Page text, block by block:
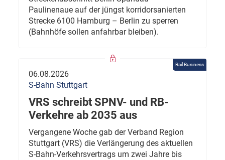
Paulinenaue auf der jüngst korridorsanierten
Strecke 6100 Hamburg – Berlin zu sperren
(Bahnhöfe sollen anfahrbar bleiben).
Rail Business
06.08.2026
S-Bahn Stuttgart
VRS schreibt SPNV- und RB-
Verkehre ab 2035 aus
Vergangene Woche gab der Verband Region
Stuttgart (VRS) die Verlängerung des aktuellen
S-Bahn-Verkehrsvertrags um zwei Jahre bis